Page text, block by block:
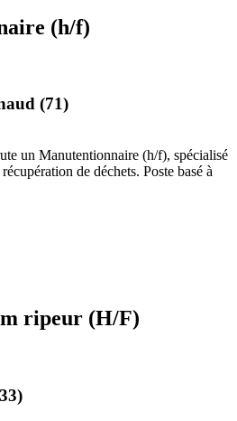
(h/f)
(71)
un Manutentionnaire (h/f), spécialisé
de déchets. Poste basé à
ripeur (H/F)